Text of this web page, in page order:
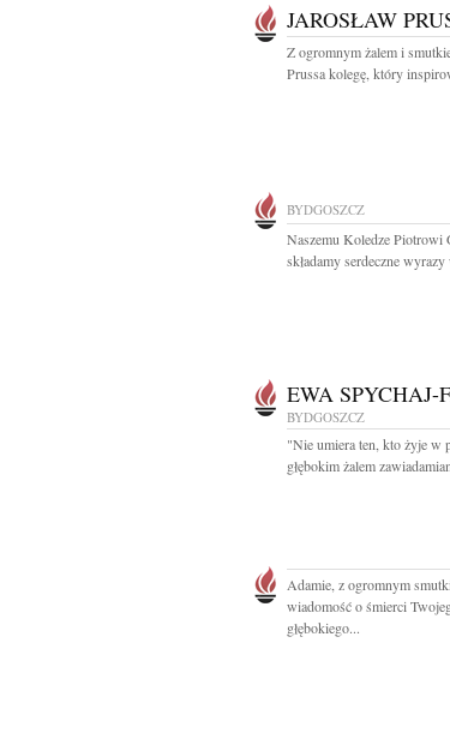
JAROSŁAW
Z ogromnym żalem i
Prussa kolegę, który
BYDGOSZCZ
Naszemu Koledze Piotrowi
składamy serdeczne
EWA
BYDGOSZCZ
"Nie umiera ten, kto żyje w
głębokim żalem
Adamie, z ogromnym
wiadomość o śmierci
głębokiego...